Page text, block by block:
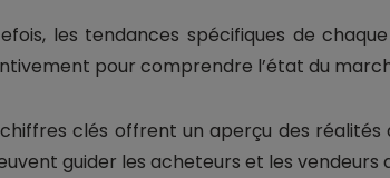
les tendances spécifiques de
pour comprendre l’état du
clés offrent un aperçu des réalités
guider les acheteurs et les vendeurs